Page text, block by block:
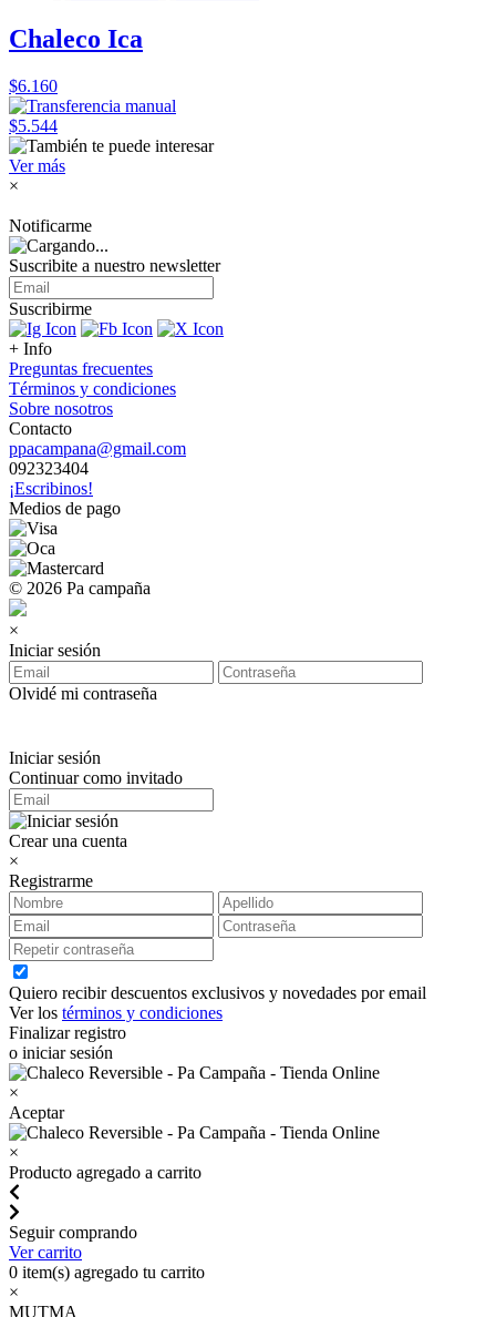
Chaleco Ica
$6.160
$5.544
Ver más
×
Notificarme
Suscribite a nuestro newsletter
Suscribirme
+ Info
Preguntas frecuentes
Términos y condiciones
Sobre nosotros
Contacto
ppacampana@gmail.com
092323404
¡Escribinos!
Medios de pago
© 2026 Pa campaña
×
Iniciar sesión
Olvidé mi contraseña
Iniciar sesión
Continuar como invitado
Crear una cuenta
×
Registrarme
Quiero recibir descuentos exclusivos y novedades por email
Ver los términos y condiciones
Finalizar registro
o iniciar sesión
×
Aceptar
×
Producto agregado a carrito
Seguir comprando
Ver carrito
0 item(s) agregado tu carrito
×
MUTMA